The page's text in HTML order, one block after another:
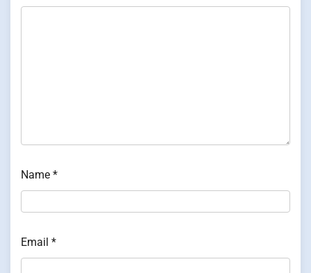
Name *
Email *